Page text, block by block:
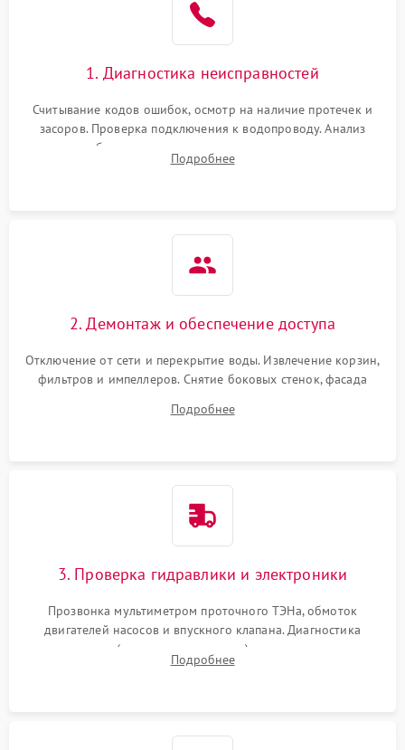
1. Диагностика неисправностей
Считывание кодов ошибок, осмотр на наличие протечек и
засоров. Проверка подключения к водопроводу. Анализ
жалоб на отсутствие слива, нагрева, вращения
разбрызгивателей или срабатывание системы защиты
Подробнее
2. Демонтаж и обеспечение доступа
Отключение от сети и перекрытие воды. Извлечение корзин,
фильтров и импеллеров. Снятие боковых стенок, фасада
циркуляционному насосу, ТЭНу и сливной помпе.
Подробнее
3. Проверка гидравлики и электроники
Прозвонка мультиметром проточного ТЭНа, обмоток
двигателей насосов и впускного клапана. Диагностика
прессостата (датчика уровня воды), датчика мутности,
концевика дверцы и электронного модуля управления.
Подробнее